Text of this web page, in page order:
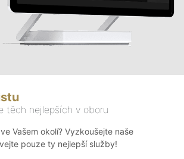
těch nejlepších v oboru
Vašem okolí? Vyzkoušejte naše
pouze ty nejlepší služby!